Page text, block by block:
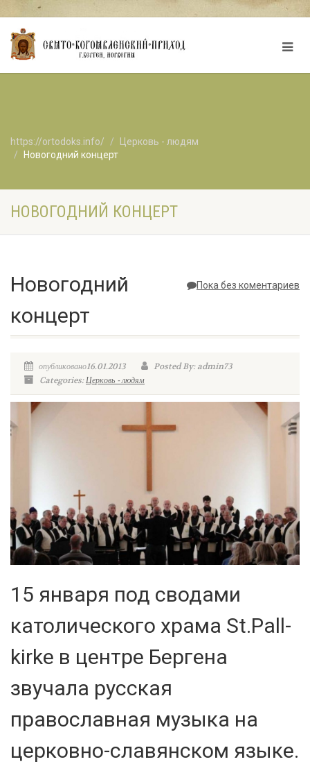
https://ortodoks.info/
Церковь - людям
Новогодний концерт
НОВОГОДНИЙ КОНЦЕРТ
Пока без коментариев
Новогодний
концерт
опубликовано16.01.2013
Posted By: admin73
Categories:Церковь - людям
15 января под сводами
католического храма St.Pall-
kirke в центре Бергена
звучала русская
православная музыка на
церковно-славянском языке.